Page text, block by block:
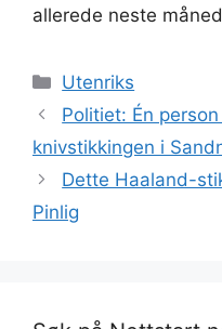
allerede neste
Kategorier
Utenriks
Politiet: Én
knivstikkingen i
Dette Haaland-
Pinlig